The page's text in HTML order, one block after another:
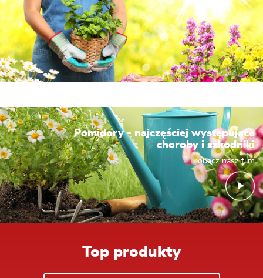
Pomidory - najczęściej występujące
choroby i szkodniki
Zobacz nasz film
Top produkty